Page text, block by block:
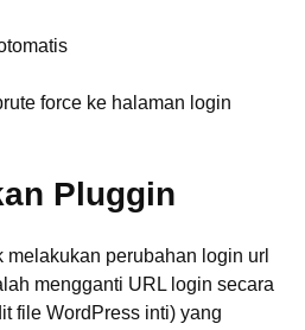
force ke halaman login
Pluggin
perubahan login url
mengganti URL login secara
file WordPress inti) yang